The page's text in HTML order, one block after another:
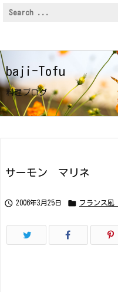
baji-Tofu
料理ブログ
サーモン マリネ
 2006年3月25日  フランス風